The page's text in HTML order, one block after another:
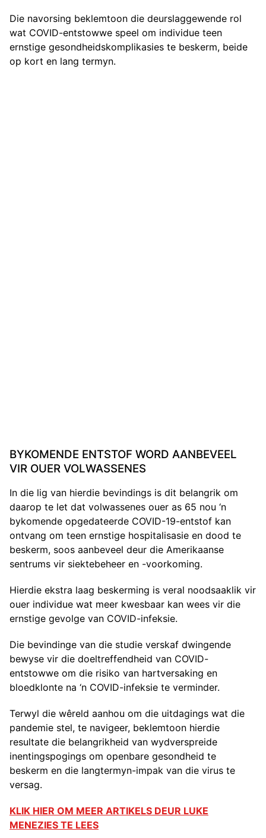
Die navorsing beklemtoon die deurslaggewende rol
wat COVID-entstowwe speel om individue teen
ernstige gesondheidskomplikasies te beskerm, beide
op kort en lang termyn.
BYKOMENDE ENTSTOF WORD AANBEVEEL
VIR OUER VOLWASSENES
In die lig van hierdie bevindings is dit belangrik om
daarop te let dat volwassenes ouer as 65 nou ‘n
bykomende opgedateerde COVID-19-entstof kan
ontvang om teen ernstige hospitalisasie en dood te
beskerm, soos aanbeveel deur die Amerikaanse
sentrums vir siektebeheer en -voorkoming.
Hierdie ekstra laag beskerming is veral noodsaaklik vir
ouer individue wat meer kwesbaar kan wees vir die
ernstige gevolge van COVID-infeksie.
Die bevindinge van die studie verskaf dwingende
bewyse vir die doeltreffendheid van COVID-
entstowwe om die risiko van hartversaking en
bloedklonte na ‘n COVID-infeksie te verminder.
Terwyl die wêreld aanhou om die uitdagings wat die
pandemie stel, te navigeer, beklemtoon hierdie
resultate die belangrikheid van wydverspreide
inentingspogings om openbare gesondheid te
beskerm en die langtermyn-impak van die virus te
versag.
KLIK HIER OM MEER ARTIKELS DEUR LUKE
MENEZIES TE LEES